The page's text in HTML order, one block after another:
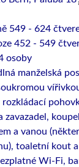
549 - 624
452 - 549
osoby
manželská
zavazadel,
a vanou
toaletní kout
Wi-Fi,